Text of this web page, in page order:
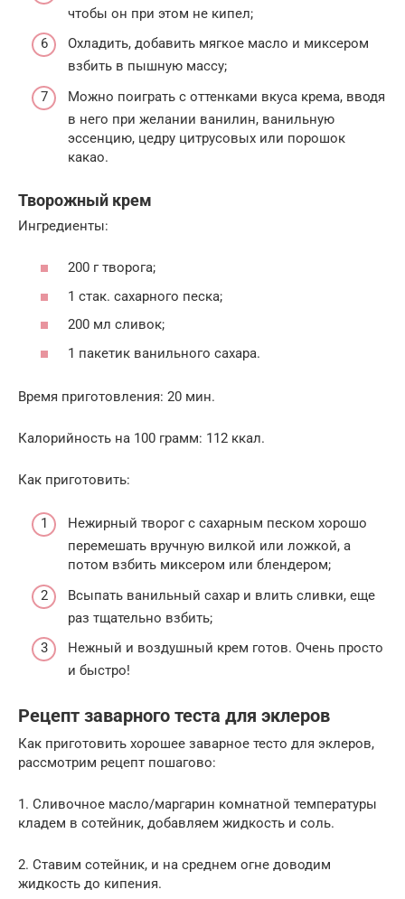
чтобы он при этом не кипел;
Охладить, добавить мягкое масло и миксером
взбить в пышную массу;
Можно поиграть с оттенками вкуса крема, вводя
в него при желании ванилин, ванильную
эссенцию, цедру цитрусовых или порошок
какао.
Творожный крем
Ингредиенты:
200 г творога;
1 стак. сахарного песка;
200 мл сливок;
1 пакетик ванильного сахара.
Время приготовления: 20 мин.
Калорийность на 100 грамм: 112 ккал.
Как приготовить:
Нежирный творог с сахарным песком хорошо
перемешать вручную вилкой или ложкой, а
потом взбить миксером или блендером;
Всыпать ванильный сахар и влить сливки, еще
раз тщательно взбить;
Нежный и воздушный крем готов. Очень просто
и быстро!
Рецепт заварного теста для эклеров
Как приготовить хорошее заварное тесто для эклеров,
рассмотрим рецепт пошагово:
1. Сливочное масло/маргарин комнатной температуры
кладем в сотейник, добавляем жидкость и соль.
2. Ставим сотейник, и на среднем огне доводим
жидкость до кипения.